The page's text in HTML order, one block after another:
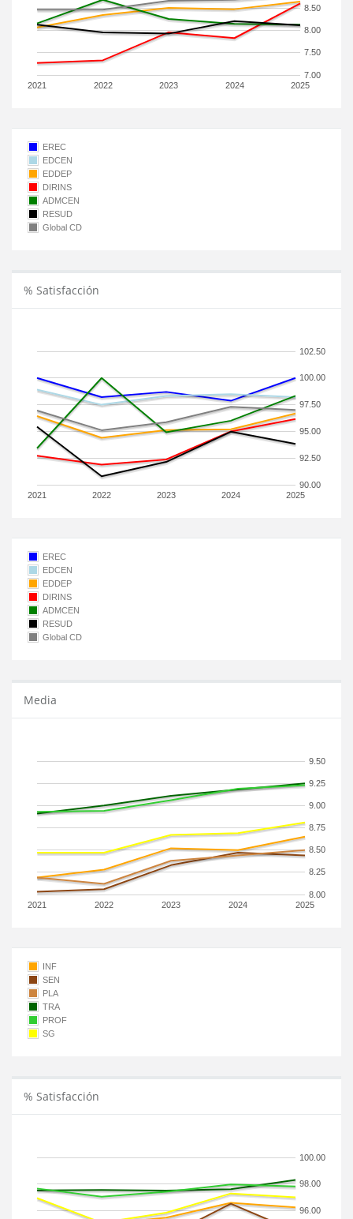
2021 2022 2023 2024 2025
7.00
7.50
8.00
8.50
EREC
EDCEN
EDDEP
DIRINS
ADMCEN
RESUD
Global CD
% Satisfacción
2021 2022 2023 2024 2025
90.00
92.50
95.00
97.50
100.00
102.50
EREC
EDCEN
EDDEP
DIRINS
ADMCEN
RESUD
Global CD
Media
2021 2022 2023 2024 2025
8.00
8.25
8.50
8.75
9.00
9.25
9.50
INF
SEN
PLA
TRA
PROF
SG
% Satisfacción
96.00
98.00
100.00